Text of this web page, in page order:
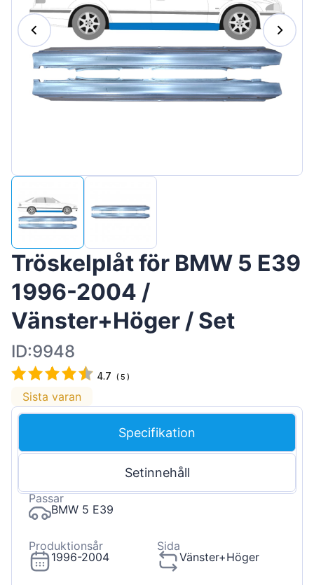
Magyar
Lietuvių
Hrvatski
Slovenian
Tröskelplåt för BMW 5 E39
1996-2004 /
Vänster+Höger / Set
ID:9948
4.7 (5 )
Sista varan
Specifikation
Setinnehåll
Passar
BMW 5 E39
Produktionsår
1996-2004
Sida
Vänster+Höger